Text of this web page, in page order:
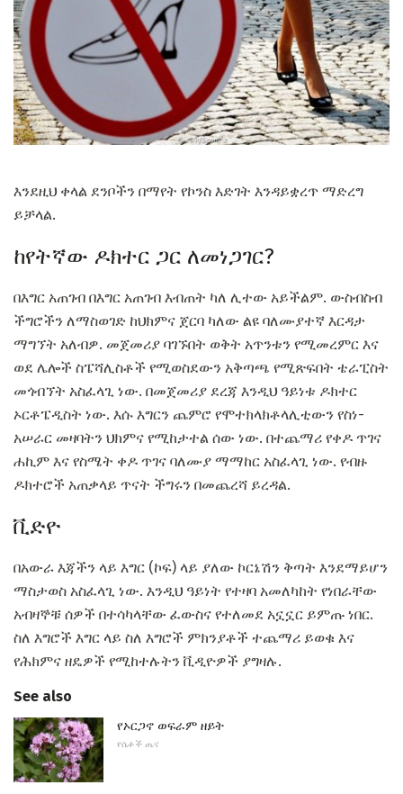
እንደዚህ ቀላል ደንቦችን በማየት የኮንስ እድገት እንዳይቋረጥ ማድረግ
ይቻላል.
ከየትኛው ዶክተር ጋር ለመነጋገር?
በእግር አጠገብ በእግር አጠገብ እብጠት ካለ ሊተው አይችልም. ውስብስብ
ችግሮችን ለማስወገድ ከህክምና ጀርባ ካለው ልዩ ባለሙያተኛ እርዳታ
ማግኘት አለብዎ. መጀመሪያ ባገኙበት ወቅት አጥንቱን የሚመረምር እና
ወደ ሌሎች ስፔሻሊስቶች የሚወስደውን አቅጣጫ የሚጽፍበት ቴራፒስት
መጎብኘት አስፈላጊ ነው. በመጀመሪያ ደረጃ እንዲህ ዓይነቱ ዶክተር
ኦርቶፔዲስት ነው. እሱ እግርን ጨምሮ የሞተክላክቶላሊቲውን የስነ-
አሠራር መዛባትን ህክምና የሚከታተል ሰው ነው. በተጨማሪ የቀዶ ጥገና
ሐኪም እና የስሜት ቀዶ ጥገና ባለሙያ ማማከር አስፈላጊ ነው. የብዙ
ዶክተሮች አጠቃላይ ጥናት ችግሩን በመጨረሻ ይረዳል.
ቪድዮ
በአውራ እጃችን ላይ እግር (ኮፍ) ላይ ያለው ኮርኔሽን ቅጣት እንደማይሆን
ማስታወስ አስፈላጊ ነው. እንዲህ ዓይነት የተዛባ አመለካከት የነበራቸው
አብዛኞቹ ሰዎች በተሳካላቸው ፈውስና የተለመደ አኗኗር ይምጡ ነበር.
ስለ እግሮች እግር ላይ ስለ እግሮች ምክንያቶች ተጨማሪ ይወቁ እና
የሕክምና ዘዴዎች የሚከተሉትን ቪዲዮዎች ያግዛሉ.
See also
የኦርጋኖ ወፍራም ዘይት
የሴቶች ጤና